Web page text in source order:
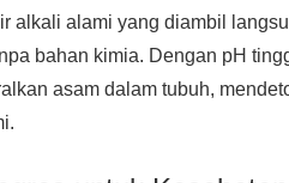
alkali alami yang diambil
bahan kimia. Dengan pH
asam dalam tubuh,